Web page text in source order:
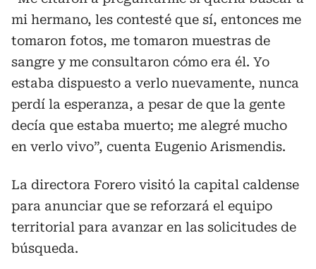
mi hermano, les contesté que sí, entonces me
tomaron fotos, me tomaron muestras de
sangre y me consultaron cómo era él. Yo
estaba dispuesto a verlo nuevamente, nunca
perdí la esperanza, a pesar de que la gente
decía que estaba muerto; me alegré mucho
en verlo vivo”, cuenta Eugenio Arismendis.
La directora Forero visitó la capital caldense
para anunciar que se reforzará el equipo
territorial para avanzar en las solicitudes de
búsqueda.